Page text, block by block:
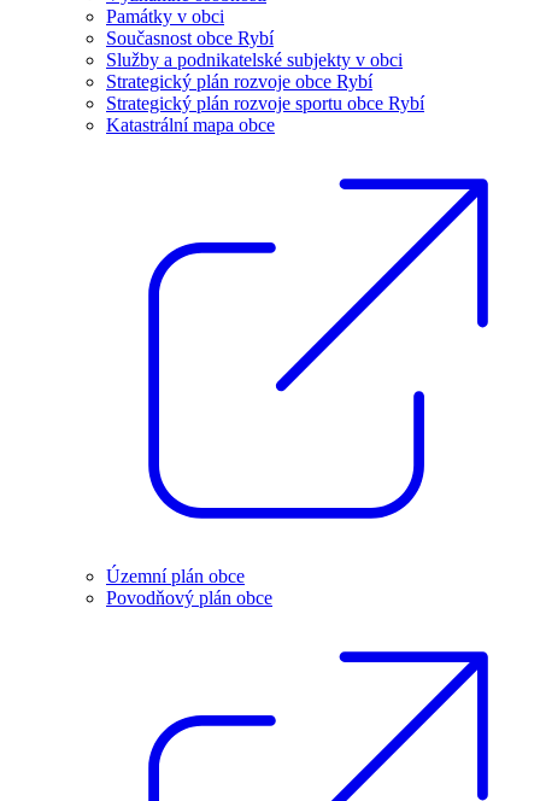
Památky v obci
Současnost obce Rybí
Služby a podnikatelské subjekty v obci
Strategický plán rozvoje obce Rybí
Strategický plán rozvoje sportu obce Rybí
Katastrální mapa obce
Územní plán obce
Povodňový plán obce